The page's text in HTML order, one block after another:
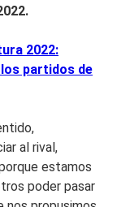
.
2022:
partidos de
al rival,
estamos
poder pasar